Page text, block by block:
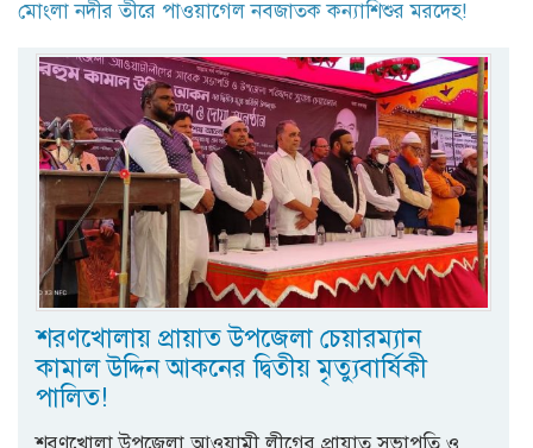
মোংলা নদীর তীরে পাওয়াগেল নবজাতক কন্যাশিশুর মরদেহ!
শরণখোলায় প্রায়াত উপজেলা চেয়ারম্যান
কামাল উদ্দিন আকনের দ্বিতীয় মৃত্যুবার্ষিকী
পালিত!